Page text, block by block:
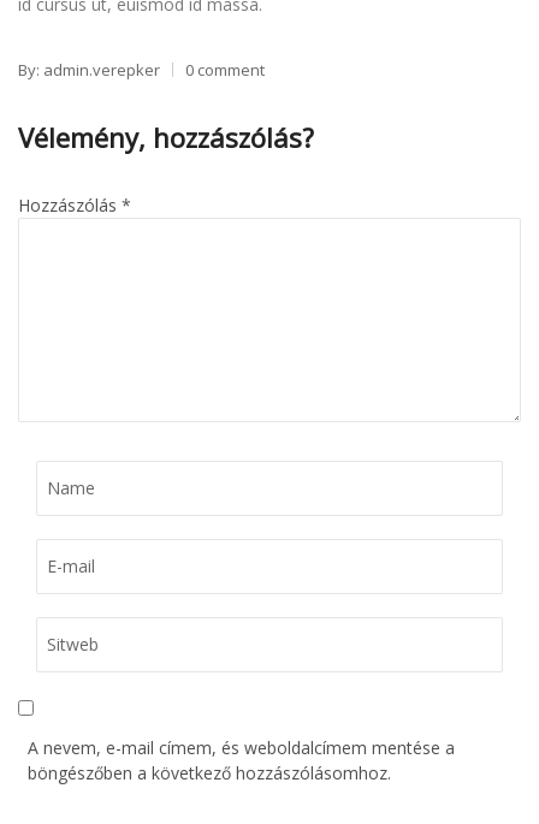
By: admin.verepker 0 comment
Vélemény, hozzászólás?
Hozzászólás *
A nevem, e-mail címem, és weboldalcímem mentése a
böngészőben a következő hozzászólásomhoz.